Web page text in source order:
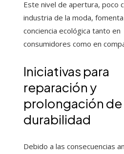
Este nivel de apertura, poco
industria de la moda,
conciencia ecológica tanto en
consumidores como en
Iniciativas para
reparación y
prolongación de
durabilidad
Debido a las consecuencias